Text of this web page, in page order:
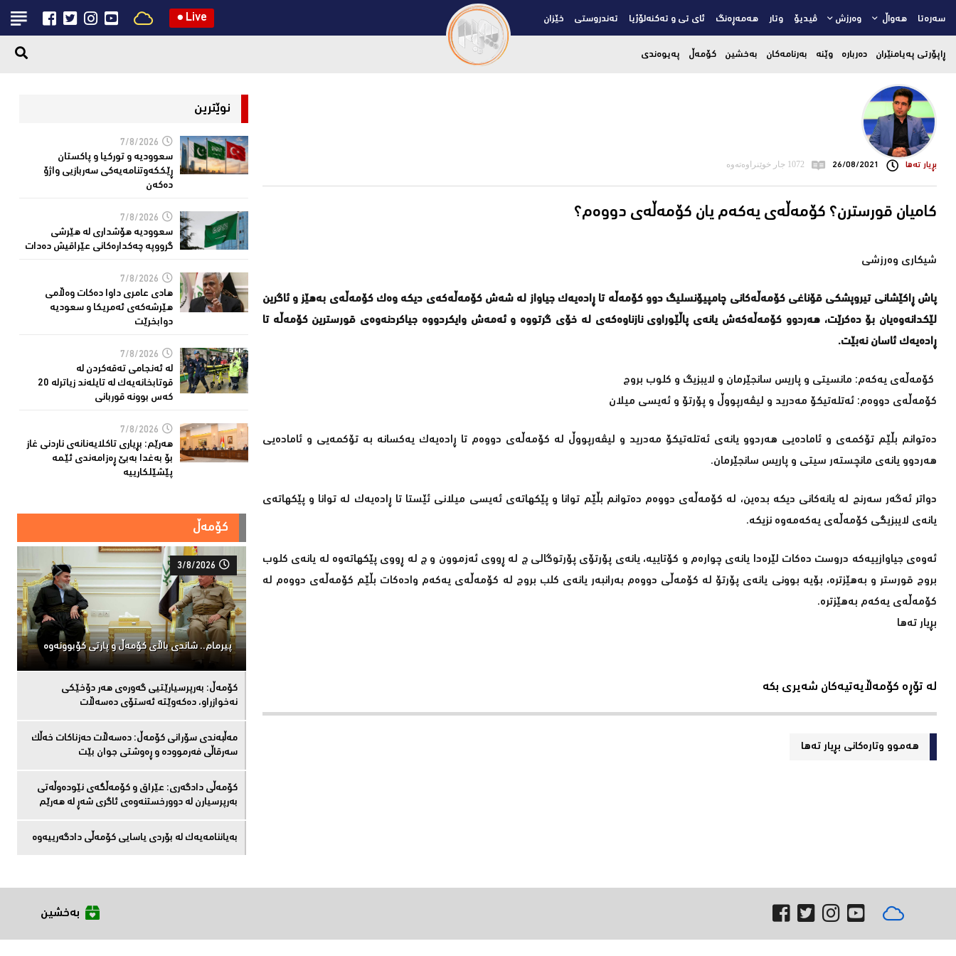
سەرەتا هەواڵ وەرزش ڤیدیۆ وتار هەمەڕەنگ ئای تی و تەکنەلۆژیا تەندروستی خێزان ● Live
ڕاپۆرتی پەیامنێران دەربارە وێنە بەرنامەکان بەخشین کۆمەڵ پەیوەندی
بڕیار ته‌ها 26/08/2021 1072 جار خوێنراوەتەوە
کامیان قورسترن؟ کۆمەڵەی یەکەم یان کۆمەڵەی دووەم؟
شیکاری وەرزشی
پاش ڕاکێشانی تیروپشکی قۆناغی کۆمەڵەکانی چامپیۆنسلیگ دوو کۆمەڵە تا ڕادەیەک جیاواز لە شەش کۆمەڵەکەی دیکە وەک کۆمەڵەی بەهێز و ئاگرین
لێکدانەوەیان بۆ دەکرێت، هەردوو کۆمەڵەکەش یانەی پاڵێوراوی نازناوەکەی لە خۆی گرتووە و ئەمەش وایکردووە جیاکردنەوەی قورسترین کۆمەڵە تا
ڕادەیەک ئاسان نەبێت.
کۆمەڵەی یەکەم: مانسیتی و پاریس سانجێرمان و لایبزیگ و کلوب بروج
کۆمەڵەی دووەم: ئەتلەتیکۆ مەدرید و لیڤەرپووڵ و پۆرتۆ و ئەیسی میلان
دەتوانم بڵێم تۆکمەی و ئامادەیی هەردوو یانەی ئەتلەتیکۆ مەدرید و لیڤەرپووڵ لە کۆمەڵەی دووەم تا ڕادەیەک یەکسانە بە تۆکمەیی و ئامادەیی
هەردوو یانەی مانچستەر سیتی و پاریس سانجێرمان.
دواتر ئەگەر سەرنج لە یانەکانی دیکە بدەین، لە کۆمەڵەی دووەم دەتوانم بڵێم توانا و پێکهاتەی ئەیسی میلانی ئێستا تا ڕادەیەک لە توانا و پێکهاتەی
یانەی لایبزیگی کۆمەڵەی یەکەمەوە نزیکە.
ئەوەی جیاوازییەکە دروست دەکات لێرەدا یانەی چوارەم و کۆتاییە، یانەی پۆرتۆی پۆرتوگالی چ لە ڕووی ئەزموون و چ لە ڕووی پێکهاتەوە لە یانەی کلوب
بروج قورستر و بەهێزترە، بۆیە بوونی یانەی پۆرتۆ لە کۆمەڵی دووەم بەرانبەر یانەی کلب بروج لە کۆمەڵەی یەکەم وادەکات بڵێم کۆمەڵەی دووەم لە
کۆمەڵەی یەکەم بەهێزترە.
بڕیار تەها
لە تۆڕە کۆمەڵایەتیەکان شەیری بکە
هەموو وتارەکانی بڕیار ته‌ها
نوێترین
7/8/2026
سعوودیە و توركیا و پاكستان
ڕێككەوتنامەیەكی سەربازیی واژۆ
دەكەن
7/8/2026
سعوودیە هۆشداری لە هێرشی
گرووپە چەكدارەكانی عێراقیش دەدات
7/8/2026
هادی عامری داوا دەكات وەڵامی
هێرشەكەی ئەمریكا و سعودیە
دوابخرێت
7/8/2026
لە ئەنجامی تەقەكردن لە
قوتابخانەیەك لە تایلەند زیاترلە 20
كەس بوونە قوربانى
7/8/2026
هەرێم: بڕیاری تاكلایەنانەى ناردنی غاز
بۆ بەغدا بەبێ ڕەزامەندی ئێمە
پێشێلکارییە
کۆمەڵ
3/8/2026
پیرمام.. شاندی باڵای كۆمه‌ڵ و پارتی كۆبوونه‌وه‌
كۆمەڵ: بەرپرسیارێتیی گەورەی هەر دۆخێکی
نەخوازراو، دەكەوێتە ئەستۆی دەسەڵات
مەڵبەندى سۆرانى کۆمەڵ: دەسەڵات حەزناکات خەڵک
سەرقاڵى فەرموودە و ڕەوشتى جوان بێت
کۆمەڵى دادگەرى: عێراق و كۆمەڵگەی نێودەوڵەتی
بەرپرسیارن لە دوورخستنەوەى ئاگری شەڕ لە هەرێم
بەیاننامەیەک لە بۆردی یاسایی کۆمەڵی دادگەرییەوە
بەخشین